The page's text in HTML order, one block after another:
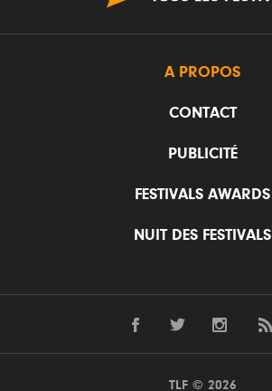
A PROPOS
CONTACT
PUBLICITÉ
FESTIVALS AWARDS
NUIT DES FESTIVALS
TLF © 2026